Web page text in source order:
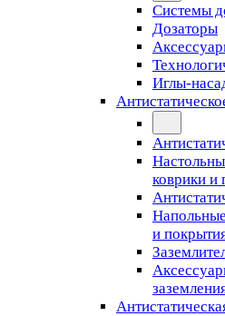
Системы
Дозаторы
Иглы-
коврики и
и